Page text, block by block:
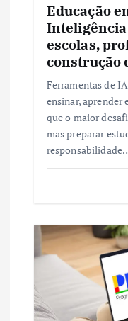
Educação
escolas,
construção
Ferramentas de
ensinar, aprender
que o maior
mas preparar